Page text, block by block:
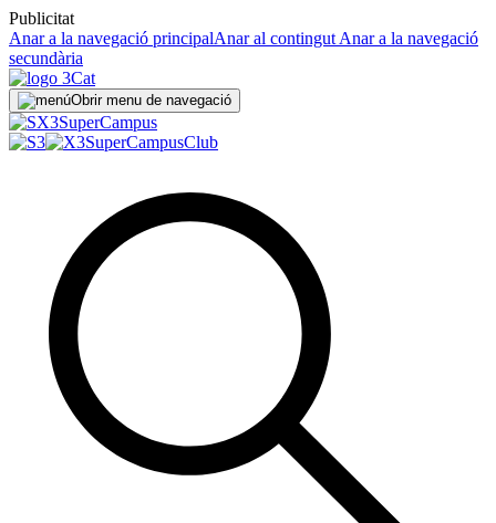
Publicitat
Anar a la navegació principalAnar al contingut Anar a la navegació
secundària
Obrir menu de navegació
SuperCampus
SuperCampusClub